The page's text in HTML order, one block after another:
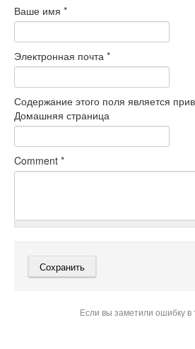
Ваше имя *
Электронная почта *
Содержание этого поля является
Домашняя страница
Comment *
Если вы заметили ошибку